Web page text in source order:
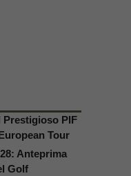
Prestigioso PIF
Tour
Anteprima
Golf